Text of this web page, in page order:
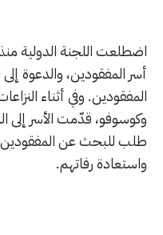
أسر المفقودين، والدعوة
المفقودين. وفي أثناء
طلب للبحث عن
واستعادة رفاتهم.